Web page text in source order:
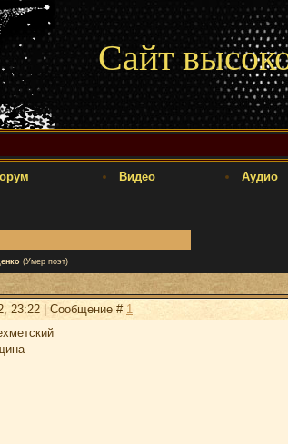
Сайт
Видео Аудио
(Умер поэт)
23:22 | Сообщение # 1